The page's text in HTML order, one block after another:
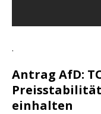
.
Antrag AfD:
einhalten